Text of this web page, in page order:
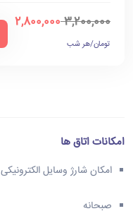
3,200,000
2,800,000
تومان/هر شب
امکانات اتاق ها
امکان شارژ وسایل الکترونیکی
صبحانه